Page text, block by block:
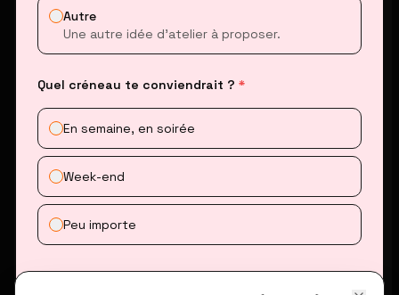
// LE KIOSQUE
Formation en vibecoding
pour journalistes et
professionnels des médias.
//CONTENU
Outils
RESSOURCES
Mentions légales
Connecter un assistant IA
Autre
Une autre idée d’atelier à proposer.
Quel créneau te conviendrait ? *
En semaine, en soirée
Week-end
Peu importe
Ton email (facultatif)